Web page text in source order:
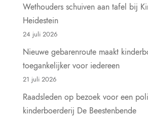
Wethouders schuiven aan tafel bij
Heidestein
24 juli 2026
Nieuwe gebarenroute maakt
toegankelijker voor iedereen
21 juli 2026
Raadsleden op bezoek voor een
kinderboerderij De Beestenbende